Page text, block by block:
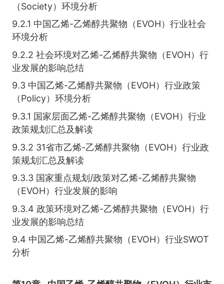
（Society）环境分析
9.2.1 中国乙烯-乙烯醇共聚物（EVOH）行业社会
环境分析
9.2.2 社会环境对乙烯-乙烯醇共聚物（EVOH）行
业发展的影响总结
9.3 中国乙烯-乙烯醇共聚物（EVOH）行业政策
（Policy）环境分析
9.3.1 国家层面乙烯-乙烯醇共聚物（EVOH）行业
政策规划汇总及解读
9.3.2 31省市乙烯-乙烯醇共聚物（EVOH）行业政
策规划汇总及解读
9.3.3 国家重点规划/政策对乙烯-乙烯醇共聚物
（EVOH）行业发展的影响
9.3.4 政策环境对乙烯-乙烯醇共聚物（EVOH）行
业发展的影响总结
9.4 中国乙烯-乙烯醇共聚物（EVOH）行业SWOT
分析